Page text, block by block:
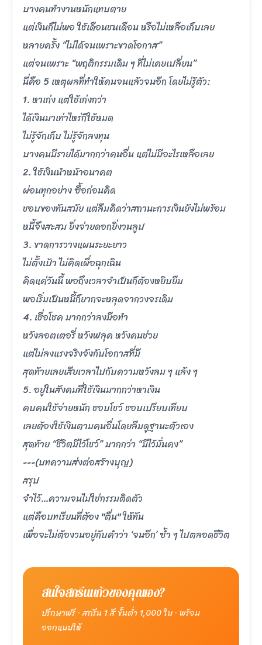
บางคนทำงานหนักแทบตาย
แต่เงินก็ไม่พอ ใช้เดือนชนเดือน หรือไม่เหลือเก็บเลย
หลายครั้ง “ไม่ได้จนเพราะขาดโอกาส”
แต่จนเพราะ “พฤติกรรมเดิม ๆ ที่ไม่เคยเปลี่ยน”
นี่คือ 5 เหตุผลที่ทำให้คนจนแล้วจนอีก โดยไม่รู้ตัว:
1. หาเก่ง แต่ใช้เก่งกว่า
ได้เงินมาเท่าไหร่ก็ใช้หมด
ไม่รู้จักเก็บ ไม่รู้จักลงทุน
บางคนมีรายได้มากกว่าคนอื่น แต่ไม่มีอะไรเหลือเลย
2. ใช้เงินนำหน้าอนาคต
ผ่อนทุกอย่าง ซื้อก่อนคิด
ชอบของทันสมัย แต่ลืมคิดว่าสถานะการเงินยังไม่พร้อม
หนี้จึงสะสม ยิ่งจ่ายดอกยิ่งวนลูป
3. ขาดการวางแผนระยะยาว
ไม่ตั้งเป้า ไม่คิดเผื่อฉุกเฉิน
คิดแค่วันนี้ พอถึงเวลาจำเป็นก็ต้องหยิบยืม
พอเริ่มเป็นหนี้ก็ยากจะหลุดจากวงจรเดิม
4. เชื่อโชค มากกว่าลงมือทำ
หวังลอตเตอรี่ หวังฟลุค หวังคนช่วย
แต่ไม่ลงแรงจริงจังกับโอกาสที่มี
สุดท้ายเลยเสียเวลาไปกับความหวังลม ๆ แล้ง ๆ
5. อยู่ในสังคมที่ใช้เงินมากกว่าหาเงิน
คบคนใช้จ่ายหนัก ชอบโชว์ ชอบเปรียบเทียบ
เลยต้องใช้เงินตามคนอื่นโดยลืมดูฐานะตัวเอง
สุดท้าย “ชีวิตมีไว้โชว์” มากกว่า “มีไว้มั่นคง”
---(บทความส่งต่อสร้างบุญ)
สรุป
จำไว้…ความจนไม่ใช่กรรมติดตัว
แต่คือบทเรียนที่ต้อง "ตื่น" ให้ทัน
เพื่อจะไม่ต้องวนอยู่กับคำว่า ‘จนอีก’ ซ้ำ ๆ ไปตลอดชีวิต
สนใจสกรีนแก้วของคุณเอง?
ปรึกษาฟรี · สกรีน 1 สี ขั้นต่ำ 1,000 ใบ · พร้อม
ออกแบบให้